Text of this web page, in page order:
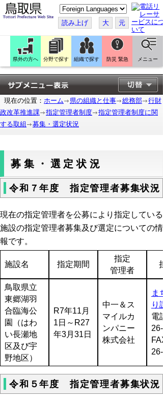
こ
の
ペ
ー
ジ
翻
訳
す
る
読み上げ 大 元
県外の方へ 分野で探す 組織で探す 防災 緊急 メニュー
現在の位置： ホーム 県の組織と仕事 総務部
行財
政改革推進課
指定管理者制度
指定管理者制度に関
する取組
募集・選定状況
募集・選定状況
令和７年度 指定管理者募集状況
現在の指定管理者を公募により指定している
施設の指定管理者募集及び選定についての情
報です。
施設名 指定期間
指定
管理者
鳥取県立
東郷湖羽
合臨海公
園（はわ
い長瀬地
区及び宇
野地区）
R7年11月
1日～R27
年3月31日
中一＆ス
マイルカ
ンパニー
株式会社
ま
り課
電
26-
令和５年度 指定管理者募集状況